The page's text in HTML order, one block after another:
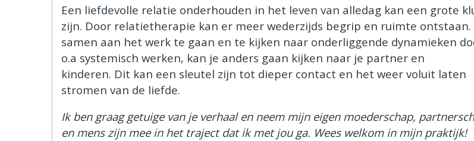
Een liefdevolle relatie onderhouden in het leven van alledag kan een grote
zijn. Door relatietherapie kan er meer wederzijds begrip en ruimte ontstaan.
samen aan het werk te gaan en te kijken naar onderliggende dynamieken
o.a systemisch werken, kan je anders gaan kijken naar je partner en
kinderen. Dit kan een sleutel zijn tot dieper contact en het weer voluit laten
stromen van de liefde.
Ik ben graag getuige van je verhaal en neem mijn eigen moederschap,
en mens zijn mee in het traject dat ik met jou ga. Wees welkom in mijn praktijk!